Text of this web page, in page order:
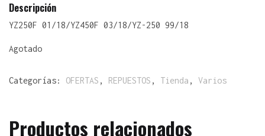
Descripción
YZ250F 01/18/YZ450F 03/18/YZ-250 99/18
Agotado
Categorías: OFERTAS , REPUESTOS , Tienda , Varios
Productos relacionados